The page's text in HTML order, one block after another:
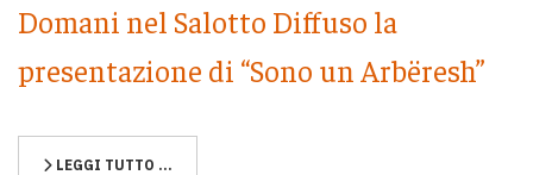
Domani nel Salotto Diffuso la
presentazione di “Sono un Arbëresh”
LEGGI TUTTO …